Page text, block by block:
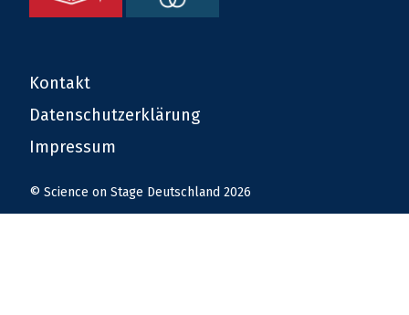
Kontakt
Datenschutzerklärung
Impressum
© Science on Stage Deutschland 2026